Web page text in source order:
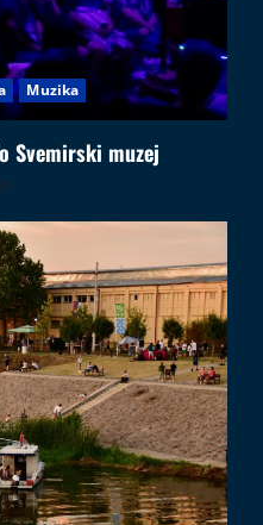
Muzika
Svemirski muzej